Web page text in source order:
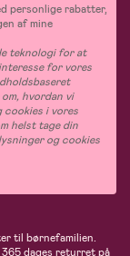
personlige rabatter,
af mine
teknologi for at
for vores
hvordan vi
cookies i vores
helst tage din
og cookies
til børnefamilien.
dages returret på